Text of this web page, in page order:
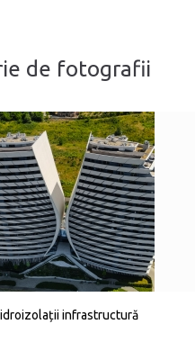
de fotografii
infrastructură